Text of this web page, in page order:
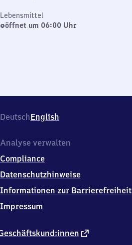
Lebensmittel
öffnet um 06:00 Uhr
DeutschEnglish
externer
Analyse verwalten
Compliance
Datenschutzhinweise
Informationen zur Barrierefreiheit
Impressum